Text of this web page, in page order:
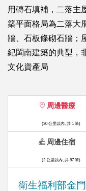
用磚石填補，二落主
築平面格局為二落大
牆、石板條砌石牆；
紀閩南建築的典型，
文化資產局
周邊醫療
(30 公里以內, 共 1 筆)
衛生福利部金
周邊住宿
(2 公里以內, 共 87 筆)